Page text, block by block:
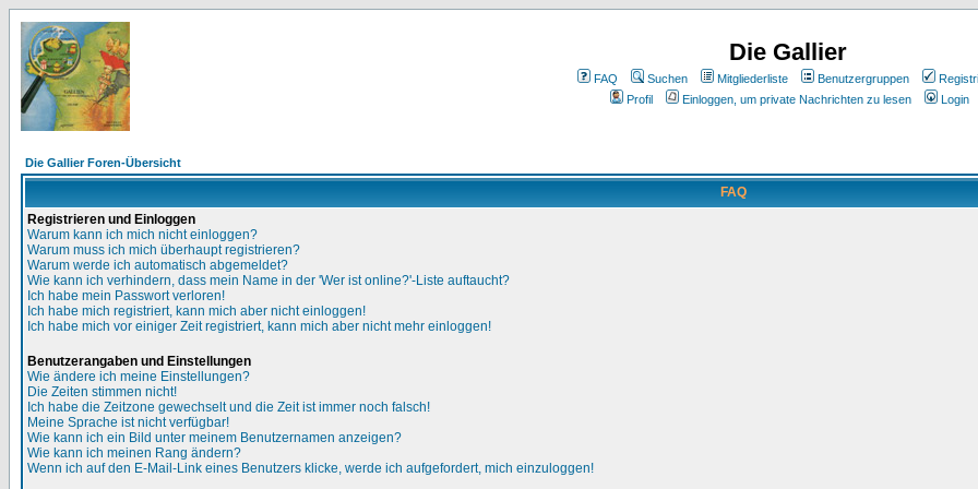
Die Gallier
FAQ Suchen Mitgliederliste Benutzergruppen
Profil
Einloggen, um private Nachrichten zu lesen Login
Die Gallier Foren-Übersicht
FAQ
Registrieren und Einloggen
Warum kann ich mich nicht einloggen?
Warum muss ich mich überhaupt registrieren?
Warum werde ich automatisch abgemeldet?
Wie kann ich verhindern, dass mein Name in der 'Wer ist online?'-Liste auftaucht?
Ich habe mein Passwort verloren!
Ich habe mich registriert, kann mich aber nicht einloggen!
Ich habe mich vor einiger Zeit registriert, kann mich aber nicht mehr einloggen!
Benutzerangaben und Einstellungen
Wie ändere ich meine Einstellungen?
Die Zeiten stimmen nicht!
Ich habe die Zeitzone gewechselt und die Zeit ist immer noch falsch!
Meine Sprache ist nicht verfügbar!
Wie kann ich ein Bild unter meinem Benutzernamen anzeigen?
Wie kann ich meinen Rang ändern?
Wenn ich auf den E-Mail-Link eines Benutzers klicke, werde ich aufgefordert, mich einzuloggen!